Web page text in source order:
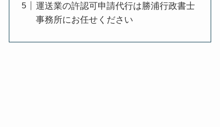
運送業の許認可申請代行は勝浦行政書士
事務所にお任せください